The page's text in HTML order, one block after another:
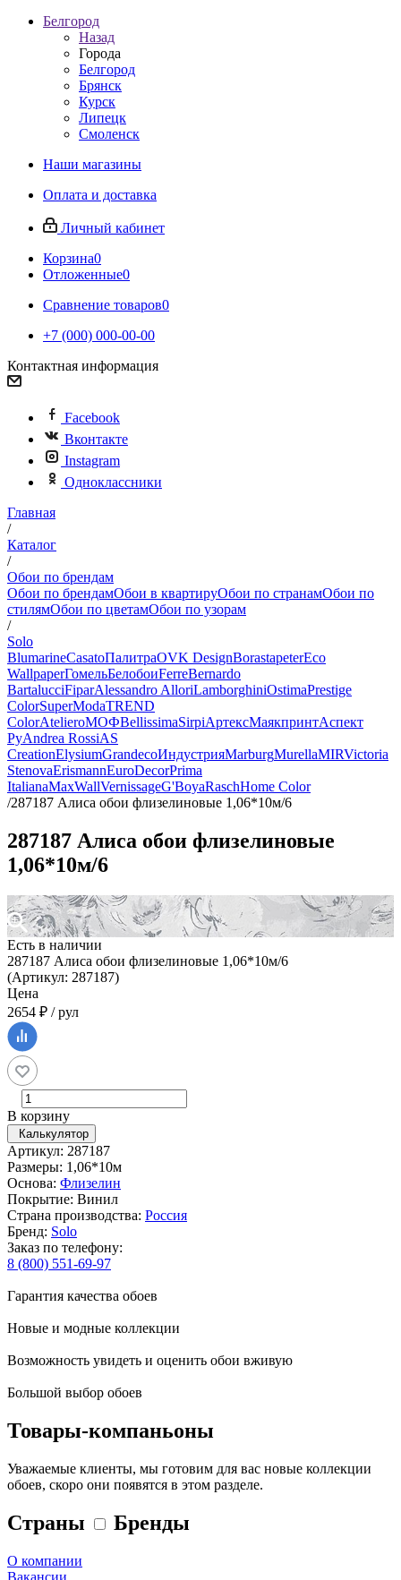
Белгород
Назад
Города
Белгород
Брянск
Курск
Липецк
Смоленск
Наши магазины
Оплата и доставка
Личный кабинет
Корзина0
Отложенные0
Сравнение товаров0
+7 (000) 000-00-00
Контактная информация
Facebook
Вконтакте
Instagram
Одноклассники
Главная
/
Каталог
/
Обои по брендам
Обои по брендамОбои в квартируОбои по странамОбои по
стилямОбои по цветамОбои по узорам
/
Solo
BlumarineCasatoПалитраOVK DesignBorastapeterEco
WallpaperГомельБелобоиFerreBernardo
BartalucciFiparAlessandro AlloriLamborghiniOstimaPrestige
ColorSuperModaTREND
ColorAtelieroМОФBellissimaSirpiАртексМаякпринтАспект
РуAndrea RossiAS
CreationElysiumGrandecoИндустрияMarburgMurellaMIRVictoria
StenovaErismannEuroDecorPrima
ItalianaMaxWallVernissageG'BoyaRaschHome Color
/287187 Алиса обои флизелиновые 1,06*10м/6
287187 Алиса обои флизелиновые
1,06*10м/6
Есть в наличии
287187 Алиса обои флизелиновые 1,06*10м/6
(Артикул: 287187)
Цена
2654 ₽ / рул
В корзину
Калькулятор
Артикул: 287187
Размеры: 1,06*10м
Основа: Флизелин
Покрытие: Винил
Страна производства: Россия
Бренд: Solo
Заказ по телефону:
8 (800) 551-69-97
Гарантия качества обоев
Новые и модные коллекции
Возможность увидеть и оценить обои вживую
Большой выбор обоев
Товары-компаньоны
Уважаемые клиенты, мы готовим для вас новые коллекции
обоев, скоро они появятся в этом разделе.
Страны Бренды
О компании
Вакансии